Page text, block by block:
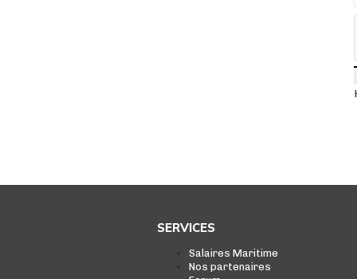
SERVICES
Salaires Maritime
Nos partenaires